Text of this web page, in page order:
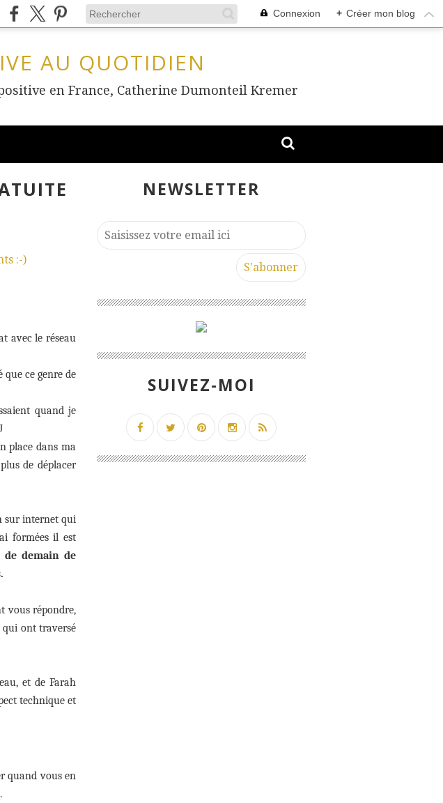
Connexion + Créer mon blog
AU QUOTIDIEN
en France, Catherine Dumonteil Kremer
avec le réseau
que ce genre de
quand je
place dans ma
de déplacer
sur internet qui
formées il est
demain de
vous répondre,
qui ont traversé
et de Farah
technique et
quand vous en
NEWSLETTER
SUIVEZ-MOI